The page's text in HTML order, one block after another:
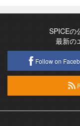
SPICEの
最新の
Follow on